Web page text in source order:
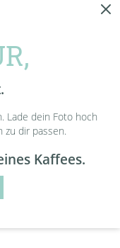
bringt deine
Lade dein Foto hoch
zu dir passen.
Kaffees.